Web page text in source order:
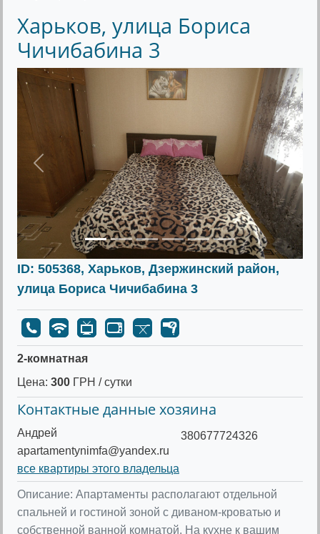
Харьков, улица Бориса
Чичибабина 3
Предыдущее
ID: 505368, Харьков, Дзержинский район,
улица Бориса Чичибабина 3
2-комнатная
Цена: 300 ГРН / сутки
Контактные данные хозяина
Андрей
apartamentynimfa@yandex.ru
380677724326
все квартиры этого владельца
Описание: Апартаменты располагают отдельной
спальней и гостиной зоной с диваном-кроватью и
собственной ванной комнатой. На кухне к вашим